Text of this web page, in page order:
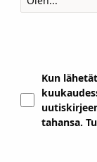
Kun
tahansa.